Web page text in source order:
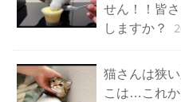
せん！！皆
しますか？
猫さんは狭
こは…これ